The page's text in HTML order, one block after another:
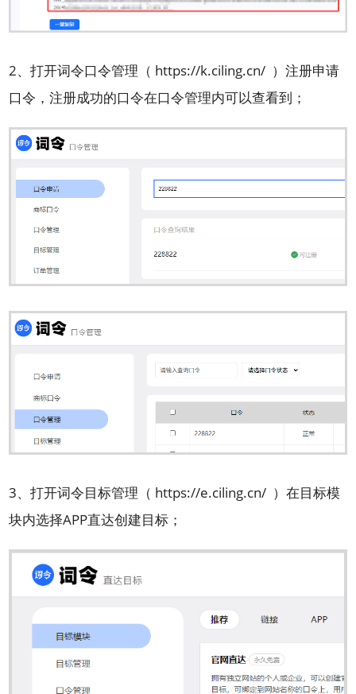
2、打开词令口令管理（ https://k.ciling.cn/ ）注册申请
口令，注册成功的口令在口令管理内可以查看到；
3、打开词令目标管理（ https://e.ciling.cn/ ）在目标模
块内选择APP直达创建目标；